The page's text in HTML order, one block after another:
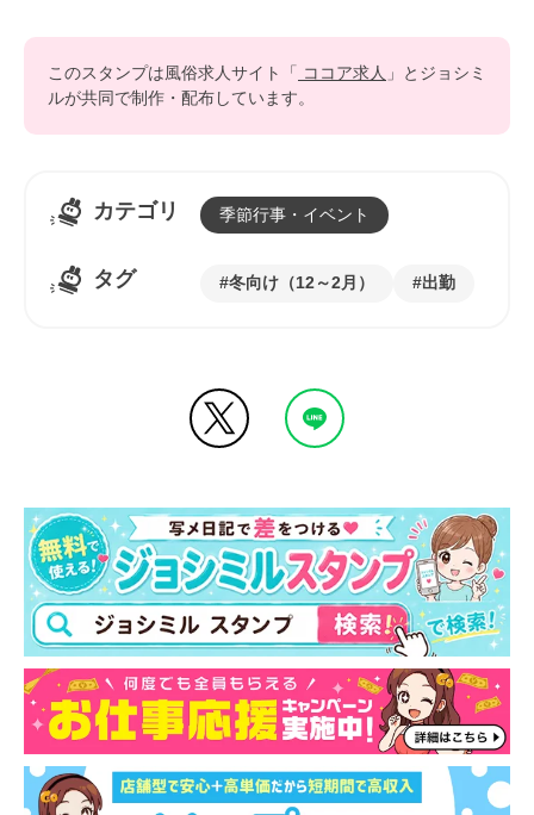
このスタンプは風俗求人サイト「 ココア求人 」とジョシミ
ルが共同で制作・配布しています。
カテゴリ 季節行事・イベント
タグ 冬向け（12～2月） 出勤